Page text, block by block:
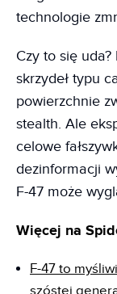
technologie
Czy to się
skrzydeł typu
powierzchnie
stealth. Ale
celowe
dezinformacji
F-47 może
Więcej na
F-47 to
szóstej